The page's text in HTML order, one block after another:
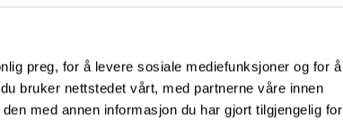
preg, for å levere sosiale mediefunksjoner og for å
bruker nettstedet vårt, med partnerne våre innen
med annen informasjon du har gjort tilgjengelig for